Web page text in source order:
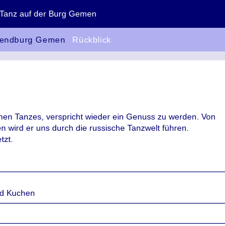
auf der Burg Gemen
Gemen Rückblick
Tanzes, verspricht wieder ein Genuss zu werden. Von
wird er uns durch die russische Tanzwelt führen.
Kuchen